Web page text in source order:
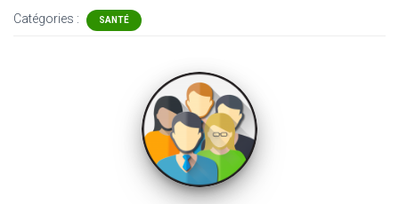
Catégories : SANTÉ